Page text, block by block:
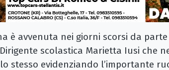
è avvenuta nei giorni scorsi da
scolastica Marietta Iusi che
stesso evidenziando l’importante